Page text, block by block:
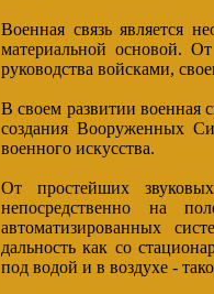
Военная связь является
материальной основой.
руководства войсками,
В своем развитии военная
создания Вооруженных
военного искусства.
От простейших
непосредственно на
автоматизированных
дальность как со
под водой и в воздухе -